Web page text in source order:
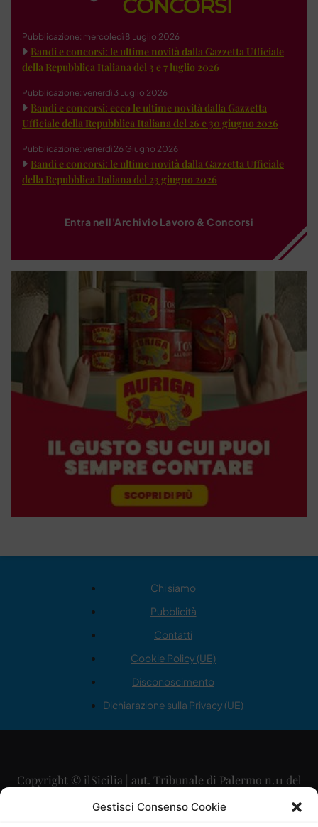
Gestisci Consenso Cookie
Pubblicazione: mercoledì 8 Luglio 2026
Bandi e concorsi: le ultime novità dalla Gazzetta Ufficiale
della Repubblica Italiana del 3 e 7 luglio 2026
Pubblicazione: venerdì 3 Luglio 2026
Bandi e concorsi: ecco le ultime novità dalla Gazzetta
Ufficiale della Repubblica Italiana del 26 e 30 giugno 2026
Pubblicazione: venerdì 26 Giugno 2026
Bandi e concorsi: le ultime novità dalla Gazzetta Ufficiale
della Repubblica Italiana del 23 giugno 2026
Entra nell'Archivio Lavoro & Concorsi
Chi siamo
Pubblicità
Contatti
Cookie Policy (UE)
Disconoscimento
Dichiarazione sulla Privacy (UE)
Copyright © ilSicilia | aut. Tribunale di Palermo n.11 del
29/09/2015